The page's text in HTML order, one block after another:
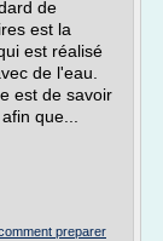
de
est la
est réalisé
de l'eau.
est de savoir
que...
preparer